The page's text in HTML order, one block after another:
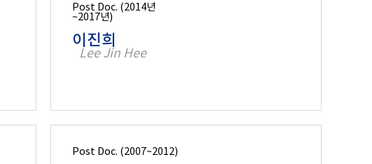
Post Doc. (2014년
~2017년)
이진희
Lee Jin Hee
Post Doc. (2007~2012)